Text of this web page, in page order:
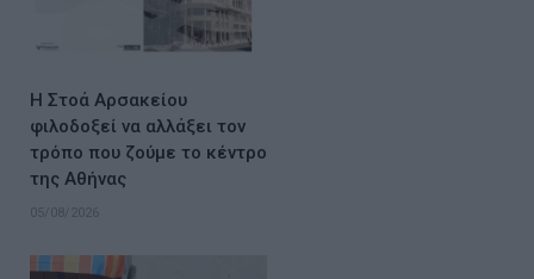
Η Στοά Αρσακείου
φιλοδοξεί να αλλάξει τον
τρόπο που ζούμε το κέντρο
της Αθήνας
05/08/2026